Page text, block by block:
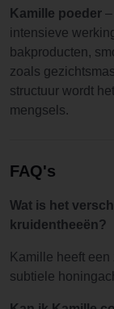
Kamille poeder
intensieve
bakproducten,
zoals
structuur wordt
mengsels.
FAQ's
Wat is het
kruidentheeën?
Kamille heeft
subtiele